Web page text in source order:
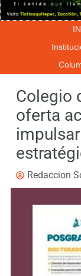
Colegio
oferta
Redaccion